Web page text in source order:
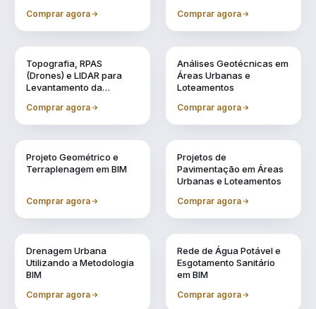
Comprar agora Comprar agora
Topografia, RPAS
(Drones) e LIDAR para
Levantamento da
Comprar agora
Vol. 3
Análises Geotécnicas em
Áreas Urbanas e
Loteamentos
Comprar agora
Projeto Geométrico e
Terraplenagem em BIM
Comprar agora
Projetos de
Pavimentação em Áreas
Urbanas e Loteamentos
Comprar agora
Drenagem Urbana
Utilizando a Metodologia
BIM
Comprar agora
Rede de Água Potável e
Esgotamento Sanitário
em BIM
Comprar agora